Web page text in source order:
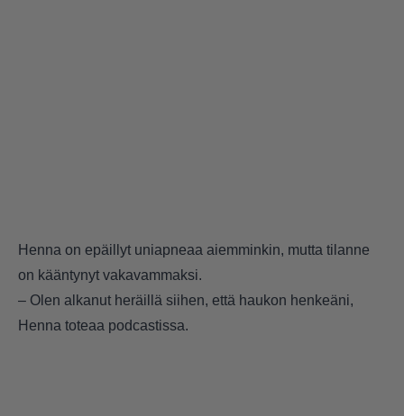
Henna on epäillyt uniapneaa aiemminkin, mutta tilanne
on kääntynyt vakavammaksi.
– Olen alkanut heräillä siihen, että haukon henkeäni,
Henna toteaa podcastissa.